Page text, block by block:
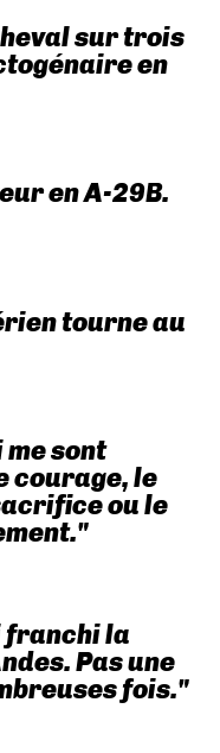
sur trois
en
en A-29B.
tourne au
sont
courage, le
ou le
franchi la
Pas une
fois."